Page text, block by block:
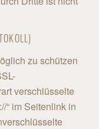
zu schützen
verschlüsselte
“ im Seitenlink in